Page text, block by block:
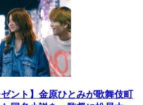
ゼント】金原ひとみが歌舞伎町